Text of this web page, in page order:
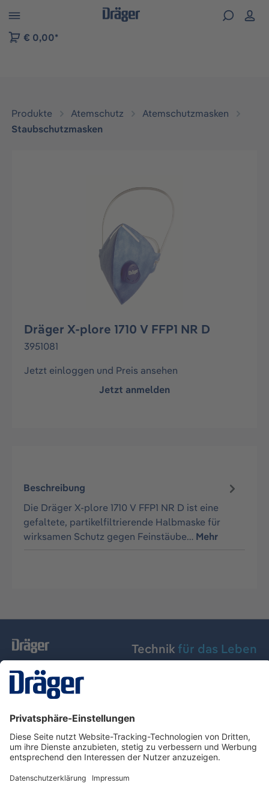
der B2B-Plattform springen
€ 0,00*
Produkte Atemschutz
Atemschutzmasken
Staubschutzmasken
Dräger X-plore 1710 V FFP1 NR D
3951081
Jetzt einloggen und Preis ansehen
Jetzt anmelden
Beschreibung
Die Dräger X-plore 1710 V FFP1 NR D ist eine
gefaltete, partikelfiltrierende Halbmaske für
wirksamen Schutz gegen Feinstäube… Mehr
Technik für das Leben
Dräger Austria GmbH
Über Dräger
Informationen